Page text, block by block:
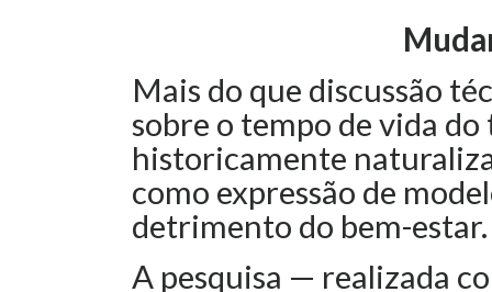
Mais do que discussão
sobre o tempo de vida
historicamente
como expressão de
detrimento do bem-estar.
A pesquisa — realizada